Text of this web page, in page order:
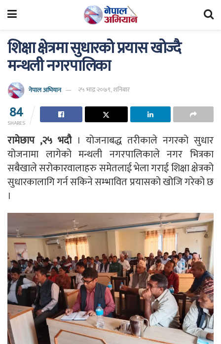
शिक्षा क्षेत्रमा सुधारको प्रयास खोज्दै
मन्थली नगरपालिका
नेपाल अभियान २५ भाद्र २०७९, शनिबार
84
SHARES
रामेछाप ,२५ भदौ । योजनाबद्ध तरीकाले नगरको सुधार
योजनामा लागेको मन्थली नगरपालिकाले नगर भित्रका
सबैखाले सरोकारवालाहरु समेतलाई भेला गराई शिक्षा क्षेत्रको
सुधारकालागि गर्न सकिने सम्भावित प्रयासको खोजि गरेको छ
।